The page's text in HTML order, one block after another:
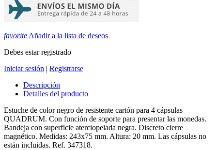
favorite Añadir a la lista de deseos
Debes estar registrado
Iniciar sesión | Registrarse
Descripción
Detalles del producto
Estuche de color negro de resistente cartón para 4 cápsulas
QUADRUM. Con función de soporte para presentar las monedas.
Bandeja con superficie aterciopelada negra. Discreto cierre
magnético. Medidas: 243x75 mm. Altura: 20 mm. Las cápsulas no
están incluidas. Ref. 347318.